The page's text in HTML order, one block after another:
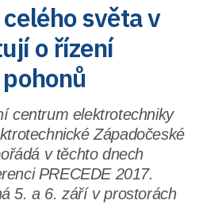
světa v
o řízení
centrum elektrotechniky
Západočeské
v těchto dnech
PRECEDE 2017.
5. a 6. září v prostorách